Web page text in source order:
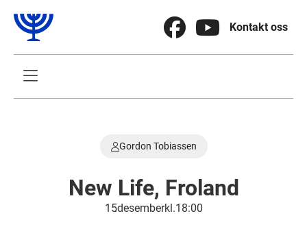
  Kontakt oss

Gordon Tobiassen
New Life, Froland
15.desemberkl.18:00